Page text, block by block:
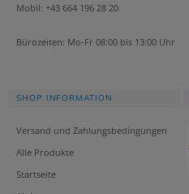
Mobil: +43 664 196 28 20
Bürozeiten: Mo-Fr 08:00 bis 13:00 Uhr
SHOP INFORMATION
Versand und Zahlungsbedingungen
Alle Produkte
Startseite